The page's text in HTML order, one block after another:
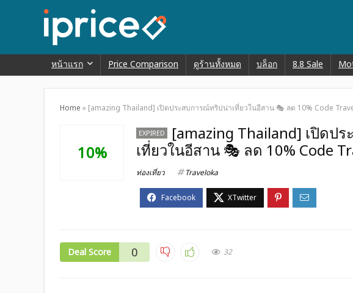
หน้าแรก Price Comparison ดูร้านทั้งหมด บล็อก 8.8 Sale
Home » [amazing Thailand] เปิดประสบการณ์ทริปน่าเที่ยวในอีสาน 🎭 ลด 10% Code
10%
EXPIRED
[amazing Thailand] เปิดป
เที่ยวในอีสาน 🎭 ลด 10% Code
ท่องเที่ยว Traveloka
Deal Score 0 32